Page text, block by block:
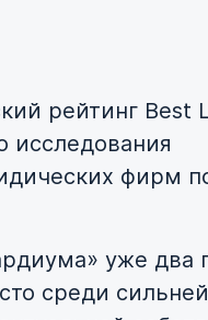
рейтинг Best
исследования
фирм
уже два
среди